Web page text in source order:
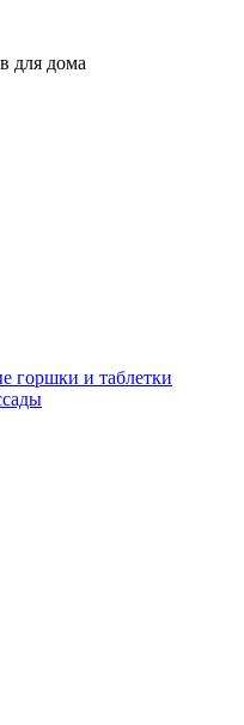
для дома
горшки и таблетки